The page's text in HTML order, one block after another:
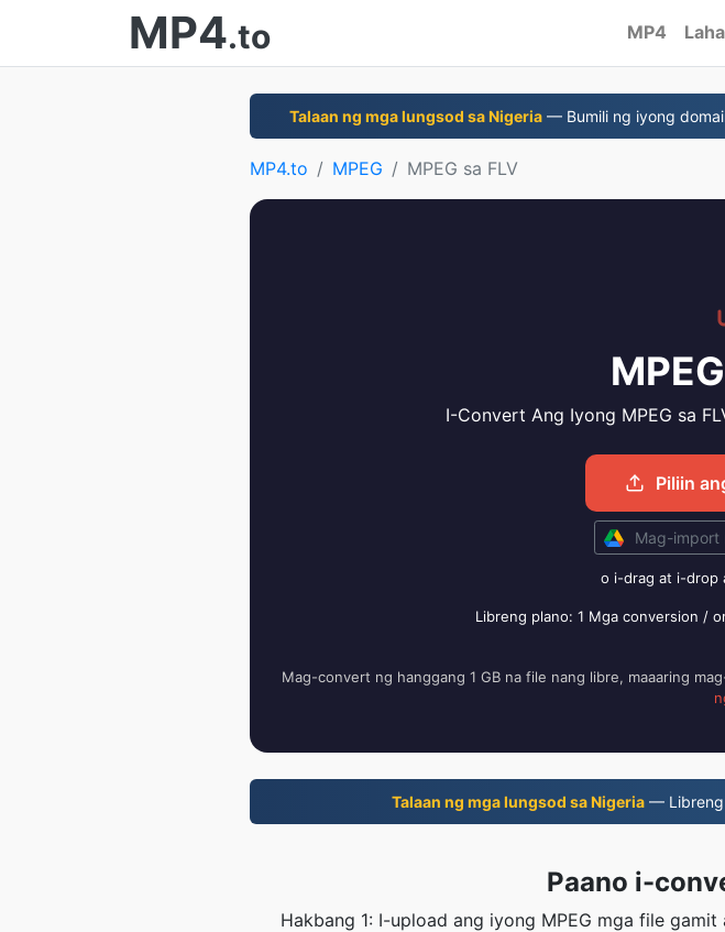
MP4.to MP4
Talaan ng mga lungsod sa Nigeria — Bumili ng iyong
MP4.to MPEG MPEG sa FLV
MPEG
I-Convert Ang Iyong MPEG sa
Piliin
Mag-import
o i-drag at i-drop
Libreng plano: 1 Mga conversion /
Mag-convert ng hanggang 1 GB na file nang libre, maaaring
Talaan ng mga lungsod sa Nigeria — Libreng
Paano i-
Hakbang 1: I-upload ang iyong MPEG mga file